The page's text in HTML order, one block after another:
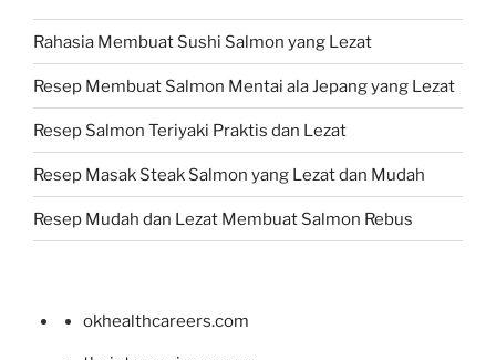
Rahasia Membuat Sushi Salmon yang Lezat
Resep Membuat Salmon Mentai ala Jepang yang Lezat
Resep Salmon Teriyaki Praktis dan Lezat
Resep Masak Steak Salmon yang Lezat dan Mudah
Resep Mudah dan Lezat Membuat Salmon Rebus
okhealthcareers.com